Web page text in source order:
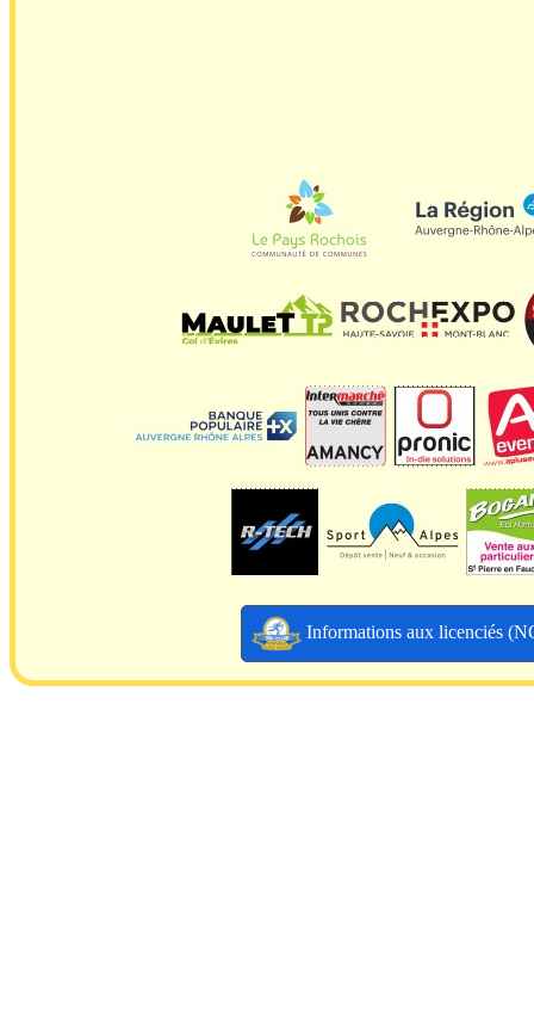
Informations aux licenciés